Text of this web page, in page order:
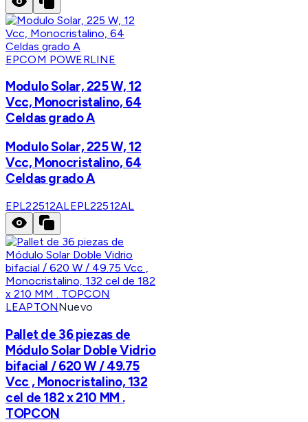
EPCOM POWERLINE
Modulo Solar, 225 W, 12
Vcc, Monocristalino, 64
Celdas grado A
Modulo Solar, 225 W, 12
Vcc, Monocristalino, 64
Celdas grado A
EPL22512ALEPL22512AL
LEAPTONNuevo
Pallet de 36 piezas de
Módulo Solar Doble Vidrio
bifacial / 620 W / 49.75
Vcc , Monocristalino, 132
cel de 182 x 210 MM .
TOPCON